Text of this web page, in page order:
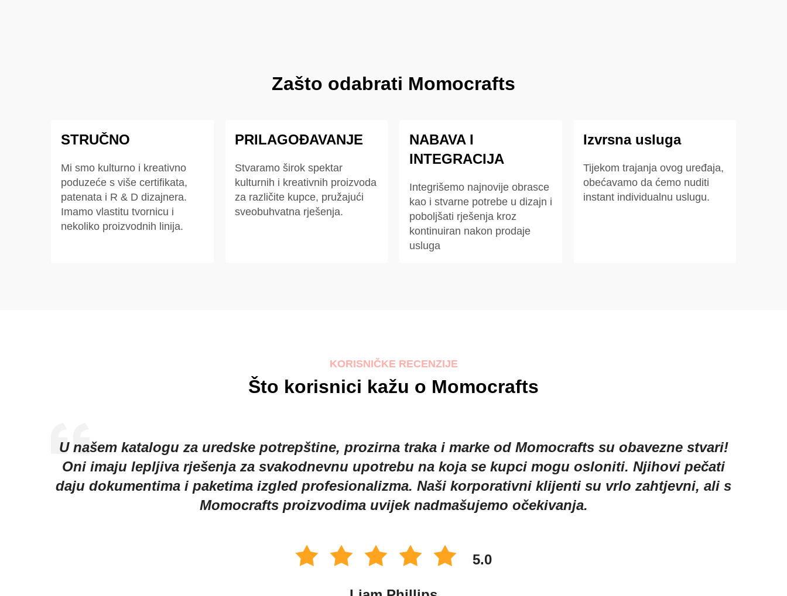
Zašto odabrati Momocrafts
STRUČNO
Mi smo kulturno i kreativno
poduzeće s više certifikata,
patenata i R & D dizajnera.
Imamo vlastitu tvornicu i
nekoliko proizvodnih linija.
PRILAGOĐAVANJE
Stvaramo širok spektar
kulturnih i kreativnih proizvoda
za različite kupce, pružajući
sveobuhvatna rješenja.
NABAVA I
INTEGRACIJA
Integrišemo najnovije obrasce
kao i stvarne potrebe u dizajn i
poboljšati rješenja kroz
kontinuiran nakon prodaje
usluga
Izvrsna usluga
Tijekom trajanja ovog uređaja,
obećavamo da ćemo nuditi
instant individualnu uslugu.
KORISNIČKE RECENZIJE
Što korisnici kažu o Momocrafts
U našem katalogu za uredske potrepštine, prozirna traka i marke od Momocrafts su obavezne stvari!
Oni imaju lepljiva rješenja za svakodnevnu upotrebu na koja se kupci mogu osloniti. Njihovi pečati
daju dokumentima i paketima izgled profesionalizma. Naši korporativni klijenti su vrlo zahtjevni, ali s
Momocrafts proizvodima uvijek nadmašujemo očekivanja.
5.0